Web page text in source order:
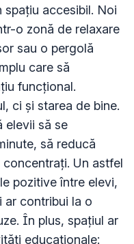
spațiu accesibil. Noi
o zonă de relaxare
sau o pergolă
care să
funcțional.
ci și starea de bine.
elevii să se
să reducă
Un astfel
pozitive între elevi,
ar contribui la o
În plus, spațiul ar
educaționale: